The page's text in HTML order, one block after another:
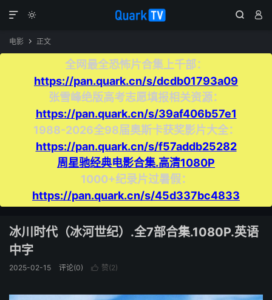
  

电影  正文
全网最全恐怖片合集上千部：
https://pan.quark.cn/s/dcdb01793a09
张雪峰绝版高考志愿填报相关资源：
https://pan.quark.cn/s/39af406b57e1
1988-2026全98届奥斯卡获奖影片大全：
https://pan.quark.cn/s/f57addb25282
周星驰经典电影合集.高清1080P
1000+纪录片过暑假：
https://pan.quark.cn/s/45d337bc4833
冰川时代（冰河世纪）.全7部合集.1080P.英语
中字
2025-02-15 评论(0)  赞(2)